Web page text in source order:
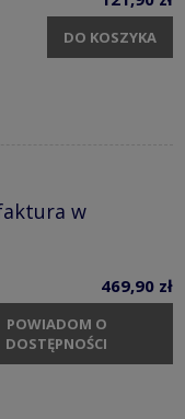
DO KOSZYKA
w
469,90 zł
POWIADOM O
DOSTĘPNOŚCI